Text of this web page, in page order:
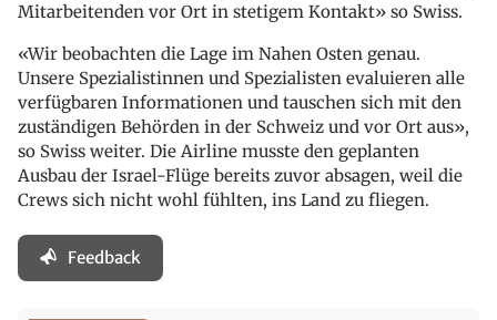
Mitarbeitenden vor Ort in stetigem Kontakt» so Swiss.
«Wir beobachten die Lage im Nahen Osten genau.
Unsere Spezialistinnen und Spezialisten evaluieren alle
verfügbaren Informationen und tauschen sich mit den
zuständigen Behörden in der Schweiz und vor Ort aus»,
so Swiss weiter. Die Airline musste den geplanten
Ausbau der Israel-Flüge bereits zuvor absagen, weil die
Crews sich nicht wohl fühlten, ins Land zu fliegen.
Feedback